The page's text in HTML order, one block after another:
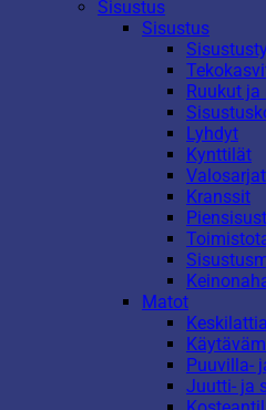
Sisustus
Sisustus
Ruukut
Lyhdyt
Kynttilät
Kranssit
Matot
Puuvilla-
Juutti- ja